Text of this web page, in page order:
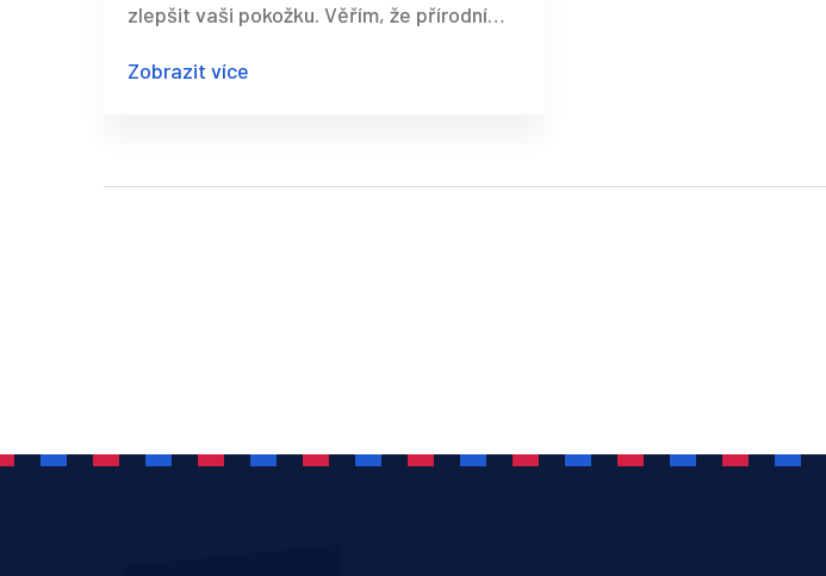
zlepšit vaši pokožku. Věřím, že přírodní
klíčové pro zdravý vzhled pleti. V tomto
pokud hledáte způsoby, jak zlepšit stav
Zobrazit více